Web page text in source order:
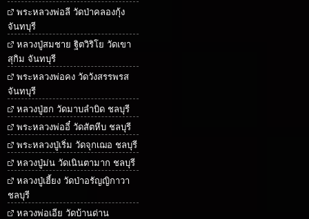
พระหลวงพ่อลี วัดป่าคลองกุ้ง
จันทบุรี
หลวงปู่สมชาย ฐิตวิริโย วัดเขา
สุกิม จันทบุรี
พระหลวงพ่อคง วัดวังสรรพรส
จันทบุรี
หลวงปู่ฮก วัดมาบลำบิด ชลบุรี
พระหลวงพ่ออี๋ วัดสัตหีบ ชลบุรี
พระหลวงปู่เริ่ม วัดจุกเฌอ ชลบุรี
หลวงปู่ม่น วัดเนินตามาก ชลบุรี
หลวงปู่เฮี้ยง วัดป่าอรัญญิกาวา
ชลบุรี
หลวงพ่อเอีย วัดบ้านด่าน